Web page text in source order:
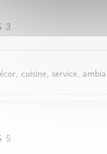
3
cuisine, service,
5